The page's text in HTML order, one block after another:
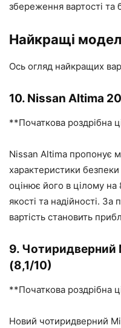
збереження вартості та
Найкращі
Ось огляд найкращих
10. Nissan Altima
**Початкова роздрібна
Nissan Altima пропонує
характеристики
оцінює його в цілому
якості та надійності. За
вартість становить
9. Чотиридверний
(8,1/10)
**Початкова роздрібна
Новий чотиридверний